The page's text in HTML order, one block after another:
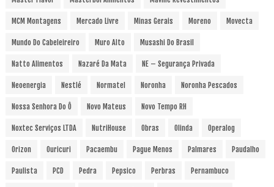
MCM Montagens Mercado Livre Minas Gerais Moreno Movecta
Mundo Do Cabeleireiro Muro Alto Musashi Do Brasil
Natto Alimentos Nazaré Da Mata NE – Segurança Privada
Neoenergia Nestlé Normatel Noronha Noronha Pescados
Nossa Senhora Do Ô Novo Mateus Novo Tempo RH
Noxtec Serviços LTDA NutriHouse Obras Olinda Operalog
Orizon Ouricuri Pacaembu Pague Menos Palmares Paudalho
Paulista PCD Pedra Pepsico Perbras Pernambuco